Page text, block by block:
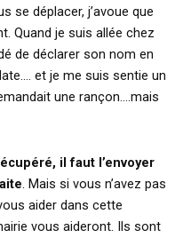
se déplacer, j’avoue que
Quand je suis allée chez
de déclarer son nom en
et je me suis sentie un
une rançon….mais
il faut l’envoyer
. Mais si vous n’avez pas
aider dans cette
vous aideront. Ils sont